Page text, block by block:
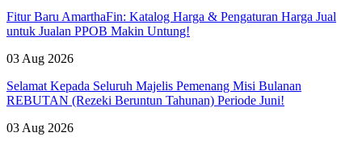
Fitur Baru AmarthaFin: Katalog Harga & Pengaturan Harga Jual
untuk Jualan PPOB Makin Untung!
03 Aug 2026
Selamat Kepada Seluruh Majelis Pemenang Misi Bulanan
REBUTAN (Rezeki Beruntun Tahunan) Periode Juni!
03 Aug 2026